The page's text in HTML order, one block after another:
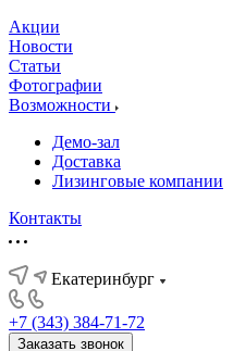
Акции
Новости
Статьи
Фотографии
Возможности
Демо-зал
Доставка
Лизинговые компании
Контакты
Екатеринбург
+7 (343) 384-71-72
Заказать звонок